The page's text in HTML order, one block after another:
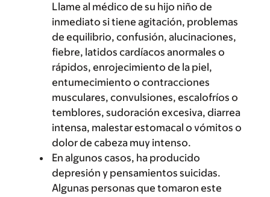
Llame al médico de su hijo niño de
inmediato si tiene agitación, problemas
de equilibrio, confusión, alucinaciones,
fiebre, latidos cardíacos anormales o
rápidos, enrojecimiento de la piel,
entumecimiento o contracciones
musculares, convulsiones, escalofríos o
temblores, sudoración excesiva, diarrea
intensa, malestar estomacal o vómitos o
dolor de cabeza muy intenso.
En algunos casos, ha producido
depresión y pensamientos suicidas.
Algunas personas que tomaron este